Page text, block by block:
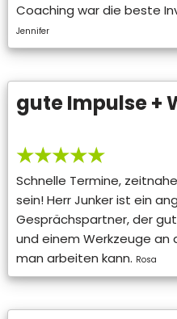
Coaching war die beste
Jennifer
gute Impulse +
★★★★★
Schnelle Termine,
sein! Herr Junker ist ein
Gesprächspartner, der
und einem Werkzeuge
man arbeiten kann. Rosa